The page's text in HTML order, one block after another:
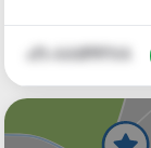
021-88144278